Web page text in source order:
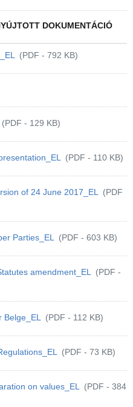
DOKUMENTÁCIÓ
(PDF - 792 KB)
(PDF - 129 KB)
(PDF - 110 KB)
of 24 June 2017_EL
(PDF
Parties_EL (PDF - 603 KB)
amendment_EL
(PDF -
(PDF - 112 KB)
(PDF - 73 KB)
on values_EL
(PDF - 384